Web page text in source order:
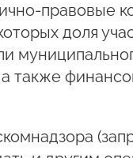
правовые
доля
также